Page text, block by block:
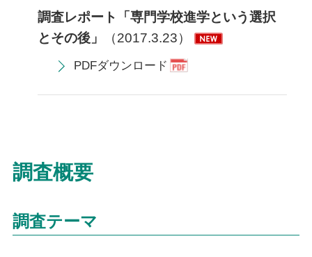
調査レポート「専門学校進学という選択
とその後」
（2017.3.23）
PDFダウンロード
調査概要
調査テーマ